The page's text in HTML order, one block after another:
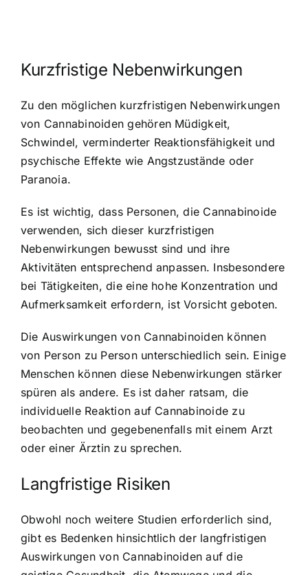
Kurzfristige Nebenwirkungen
Zu den möglichen kurzfristigen Nebenwirkungen
von Cannabinoiden gehören Müdigkeit,
Schwindel, verminderter Reaktionsfähigkeit und
psychische Effekte wie Angstzustände oder
Paranoia.
Es ist wichtig, dass Personen, die Cannabinoide
verwenden, sich dieser kurzfristigen
Nebenwirkungen bewusst sind und ihre
Aktivitäten entsprechend anpassen. Insbesondere
bei Tätigkeiten, die eine hohe Konzentration und
Aufmerksamkeit erfordern, ist Vorsicht geboten.
Die Auswirkungen von Cannabinoiden können
von Person zu Person unterschiedlich sein. Einige
Menschen können diese Nebenwirkungen stärker
spüren als andere. Es ist daher ratsam, die
individuelle Reaktion auf Cannabinoide zu
beobachten und gegebenenfalls mit einem Arzt
oder einer Ärztin zu sprechen.
Langfristige Risiken
Obwohl noch weitere Studien erforderlich sind,
gibt es Bedenken hinsichtlich der langfristigen
Auswirkungen von Cannabinoiden auf die